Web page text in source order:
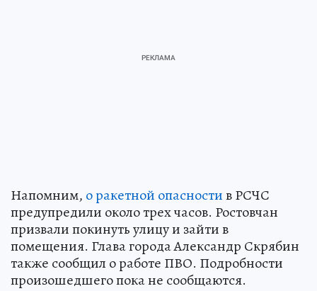
Напомним, о ракетной опасностив РСЧС
предупредили около трех часов. Ростовчан
призвали покинуть улицу и зайти в
помещения. Глава города Александр Скрябин
также сообщил о работе ПВО. Подробности
произошедшего пока не сообщаются.